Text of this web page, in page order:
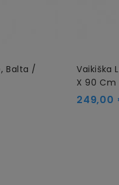
Balta /
Vaikiška
X 90 Cm
Kaina
249,00